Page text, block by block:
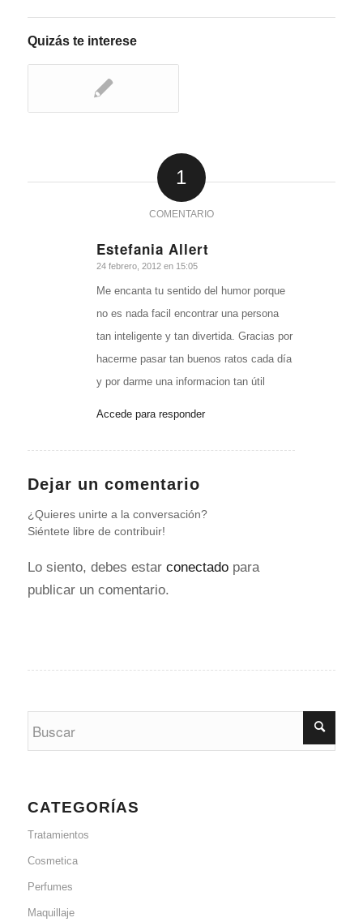
Quizás te interese
1
COMENTARIO
Estefania Allert
Dice:
24 febrero, 2012 en 15:05
Me encanta tu sentido del humor porque
no es nada facil encontrar una persona
tan inteligente y tan divertida. Gracias por
hacerme pasar tan buenos ratos cada día
y por darme una informacion tan útil
Accede para responder
Dejar un comentario
¿Quieres unirte a la conversación?
Siéntete libre de contribuir!
Lo siento, debes estar conectadopara
publicar un comentario.
CATEGORÍAS
Tratamientos
Cosmetica
Perfumes
Maquillaje